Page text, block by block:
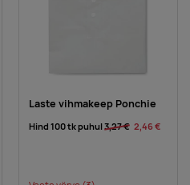
Laste vihmakeep Ponchie
Hind 100 tk puhul3,27 € 2,46 €